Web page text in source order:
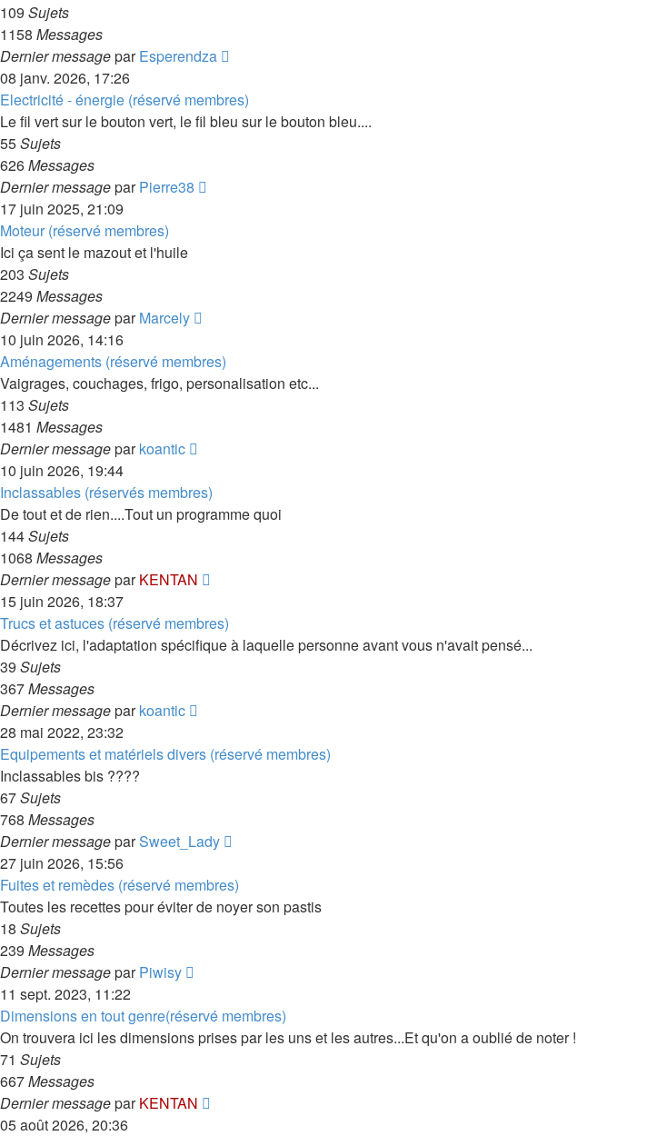
109 Sujets
1158 Messages
Dernier messageparEsperendza
dernier
message
08 janv. 2026, 17:26
Electricité - énergie (réservé membres)
Le fil vert sur le bouton vert, le fil bleu sur le bouton bleu....
55Sujets
626Messages
Dernier messageparPierre38
17 juin 2025, 21:09
Moteur (réservé membres)
Ici ça sent le mazout et l'huile
203 Sujets
2249 Messages
Dernier messageparMarcely
dernier
message
10 juin 2026, 14:16
Aménagements (réservé membres)
Vaigrages, couchages, frigo, personalisation etc...
113 Sujets
1481 Messages
Dernier messageparkoantic
dernier
message
10 juin 2026, 19:44
Inclassables (réservés membres)
De tout et de rien....Tout un programme quoi
144Sujets
1068 Messages
Dernier messageparKENTAN
dernier
message
15 juin 2026, 18:37
Trucs et astuces (réservé membres)
Décrivez ici, l'adaptation spécifique à laquelle personne avant vous n'avait pensé...
39 Sujets
367Messages
Dernier messageparkoantic
dernier
28 mai 2022, 23:32
Equipements et matériels divers (réservé membres)
Inclassables bis ????
67Sujets
768 Messages
Dernier messageparSweet_Lady
dernier
message
27 juin 2026, 15:56
Fuites et remèdes (réservé membres)
Toutes les recettes pour éviter de noyer son pastis
18 Sujets
239 Messages
Dernier messageparPiwisy
dernier
message
11 sept. 2023, 11:22
Dimensions en tout genre(réservé membres)
On trouvera ici les dimensions prises par les uns et les autres...Et qu'on a oublié de noter !
71 Sujets
667Messages
Dernier messageparKENTAN
05 août 2026, 20:36